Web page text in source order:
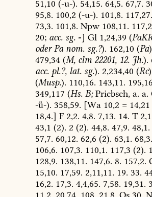
51,10 (-u-). 54,15. 64,5. 67,7.
95,8. 100,2 (-u-). 101,8. 117,27.
73,3. 101,8. Npw108,11.
20; acc. sg. -] Gl1,24,39 (
oderPanom. sg.?). 162,10 (Pa
479,34(M,clm22201, 12.Jh.).
acc.pl.?,lat.sg.). 2,234,40 (Rc
(Musp.). 110,16. 143,11.
349,117 (Hs.B;Priebsch,a. a.
--). 358,59. [Wa10,2 =14,21
18,4.] F2,2. 4,8. 7,13. 14. T
43,1 (2). 2 (2). 44,8. 47,9. 48,1.
57,7. 60,12. 62,6 (2). 63,1. 68,3.
106,6. 107,3. 110,1. 117,3 (2).
128,9. 138,11. 147,6. 8. 157,2.
15,10. 17,59. 2,11,11. 19. 33.
16,2. 17,3. 4,4,65. 7,58. 19,31.